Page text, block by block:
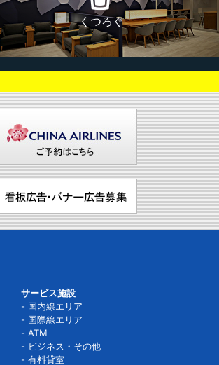
くつろぐ
サービス施設
国内線エリア
国際線エリア
ATM
ビジネス・その他
有料貸室